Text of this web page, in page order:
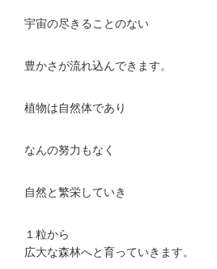
宇宙の尽きることのない
豊かさが流れ込んできます。
植物は自然体であり
なんの努力もなく
自然と繁栄していき
１粒から
広大な森林へと育っていきます。